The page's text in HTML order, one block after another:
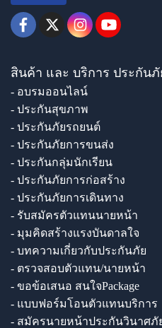
สินค้า และ บริการ ประกันภั
- อบรมออนไลน์
- ประกันสุขภาพ
- ประกันภัยรถยนต์
- ประกันภัยการขนส่ง
- ประกันกลุ่มนักเรียน
- ประกันภัยการก่อสร้าง
- ประกันภัยการเดินทาง
- รับสมัครตัวแทนนายหน้า
- มุมคิดสร้างแรงบันดาลใจ
- บทความเกี่ยวกับประกันภัย
- ตรวจสอบตัวแทน/นายหน้า
- ขอข้อเสนอ สนใจPackage
- แบบฟอร์มโอนตัวแทนบริการ
- สมัครนายหน้าประกันวินาศภั